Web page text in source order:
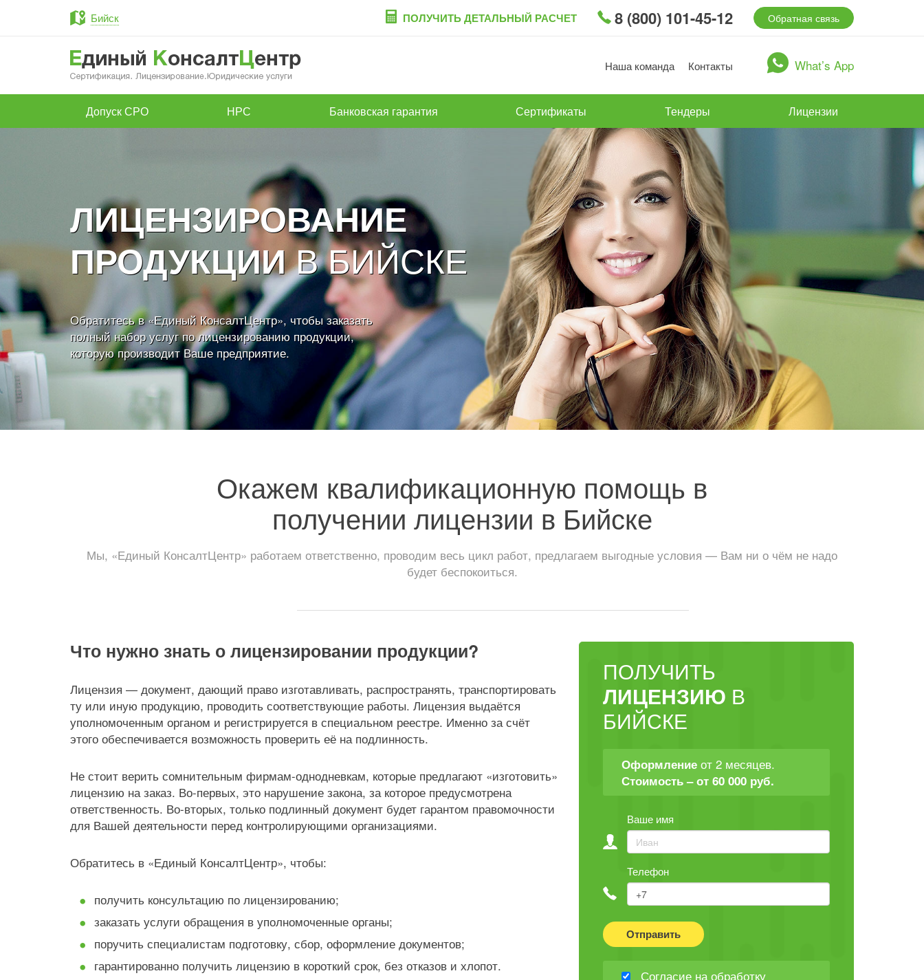
Бийск ПОЛУЧИТЬ ДЕТАЛЬНЫЙ РАСЧЕТ 8 (800) 101-45-12 Обратная связь
Наша команда Контакты What’s App
Допуск СРО НРС Банковская гарантия Сертификаты Тендеры Лицензии
ЛИЦЕНЗИРОВАНИЕ
ПРОДУКЦИИВ БИЙСКЕ
Обратитесь в «Единый КонсалтЦентр», чтобы заказать
полный набор услуг по лицензированию продукции,
которую производит Ваше предприятие.
Окажем квалификационную помощь в
получении лицензии в Бийске
Мы, «Единый КонсалтЦентр» работаем ответственно, проводим весь цикл работ, предлагаем выгодные условия — Вам ни о чём не надо
будет беспокоиться.
Что нужно знать о лицензировании продукции?
Лицензия — документ, дающий право изготавливать, распространять, транспортировать
ту или иную продукцию, проводить соответствующие работы. Лицензия выдаётся
уполномоченным органом и регистрируется в специальном реестре. Именно за счёт
этого обеспечивается возможность проверить её на подлинность.
Не стоит верить сомнительным фирмам-однодневкам, которые предлагают «изготовить»
лицензию на заказ. Во-первых, это нарушение закона, за которое предусмотрена
ответственность. Во-вторых, только подлинный документ будет гарантом правомочности
для Вашей деятельности перед контролирующими организациями.
Обратитесь в «Единый КонсалтЦентр», чтобы:
получить консультацию по лицензированию;
заказать услуги обращения в уполномоченные органы;
поручить специалистам подготовку, сбор, оформление документов;
гарантированно получить лицензию в короткий срок, без отказов и хлопот.
ПОЛУЧИТЬ
ЛИЦЕНЗИЮ В
БИЙСКЕ
Оформление от 2 месяцев.
Стоимость – от 60 000 руб.
Ваше имя
Телефон
Отправить
Согласие на обработку